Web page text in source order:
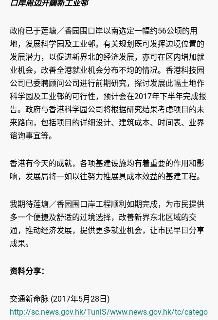
口岸周边开闢新工业邨
政府已于莲塘／香园围口岸以南选定一幅约56公顷的用
地，发展科学园及工业邨。有关规划既可发挥边境位置的
发展潜力，以促进新界北的经济发展，亦可在区内增加就
业机会，改善全港就业机会分布不均的情况。香港科技园
公司已委聘顾问公司进行前期研究，探讨发展此幅土地作
科学园及工业邨的可行性，预计会在2017年下半年完成报
告。政府与香港科学园公司将根据研究结果考虑项目的未
来路向，包括项目的详细设计、建筑成本、时间表、业界
谘询事宜等。
香港有今天的成就，各项基建设施均有着重要的作用和影
响，发展局将一如以往努力推展具成本效益的基建工程。
我期待莲塘／香园围口岸工程顺利如期完成，为市民提供
多一个便捷及舒适的过境选择，改善新界东北区域的交
通，推动经济发展，提供更多就业机会，让市民早日分享
成果。
资料分享：
交通新命脉 (2017年5月28日)
http://sc.news.gov.hk/TuniS/www.news.gov.hk/tc/catego